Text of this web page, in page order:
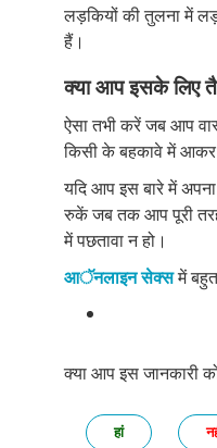
लड़कियों की तुलना में
हैं।
क्या आप इसके लिए
ऐसा तभी करें जब आप
किसी के बहकावे में
यदि आप इस बारे में
रुकें जब तक आप पूरी
में पछतावा न हो।
आॅनलाइन सेक्समें
क्या आप इस जानकारी
हां